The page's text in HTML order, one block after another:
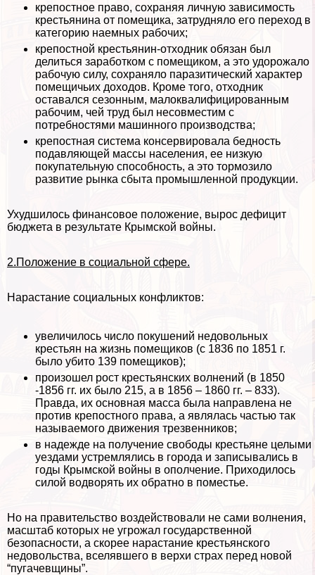
крепостное право, сохраняя личную зависимость
крестьянина от помещика, затрудняло его переход в
категорию наемных рабочих;
крепостной крестьянин-отходник обязан был
делиться заработком с помещиком, а это удорожало
рабочую силу, сохраняло паразитический хаpaктер
помещичьих доходов. Кроме того, отходник
оставался сезонным, малоквалифицированным
рабочим, чей труд был несовместим с
потребностями машинного производства;
крепостная система консервировала бедность
подавляющей массы населения, ее низкую
покупательную способность, а это тормозило
развитие рынка сбыта промышленной продукции.
Ухудшилось финансовое положение, вырос дефицит
бюджета в результате Крымской войны.
2.Положение в социальной сфере.
Нарастание социальных конфликтов:
увеличилось число покушений недовольных
крестьян на жизнь помещиков (с 1836 по 1851 г.
было убито 139 помещиков);
произошел рост крестьянских волнений (в 1850
-1856 гг. их было 215, а в 1856 – 1860 гг. – 833).
Правда, их основная масса была направлена не
против крепостного права, а являлась частью так
называемого движения трезвенников;
в надежде на получение свободы крестьяне целыми
уездами устремлялись в города и записывались в
годы Крымской войны в ополчение. Приходилось
силой водворять их обратно в поместье.
Но на правительство воздействовали не сами волнения,
масштаб которых не угрожал государственной
безопасности, а скорее нарастание крестьянского
недовольства, вселявшего в верхи страх перед новой
“пугачевщины”.